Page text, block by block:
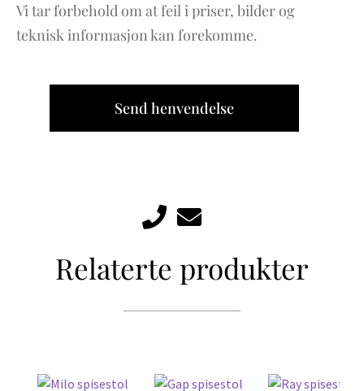
Vi tar forbehold om at feil i priser, bilder og
teknisk informasjon kan forekomme.
Send henvendelse
Relaterte produkter